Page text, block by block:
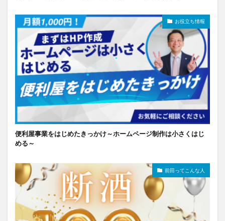
お役立ち情報
便利屋事業をはじめたきっかけ～ホームページ制作は小さくはじ
める～
前田ってこんな人